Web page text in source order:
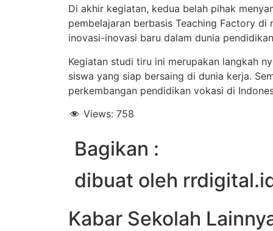
Di akhir kegiatan, kedua belah pihak
pembelajaran berbasis Teaching Factory
inovasi-inovasi baru dalam dunia
Kegiatan studi tiru ini merupakan langkah
siswa yang siap bersaing di dunia kerja.
perkembangan pendidikan vokasi di
Views: 758
Bagikan :
dibuat oleh
Kabar Sekolah